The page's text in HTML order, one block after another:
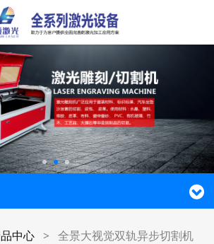
中心 > 全景大视觉双轨异步切割机